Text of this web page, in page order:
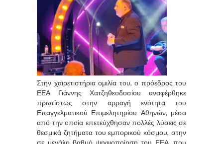
Στην χαιρετιστήρια ομιλία του, ο πρόεδρος του
ΕΕΑ Γιάννης Χατζηθεοδοσίου αναφέρθηκε
πρωτίστως στην αρραγή ενότητα του
Επαγγελματικού Επιμελητηρίου Αθηνών, μέσα
από την οποία επετεύχθησαν πολλές λύσεις σε
θεσμικά ζητήματα του εμπορικού κόσμου, στην